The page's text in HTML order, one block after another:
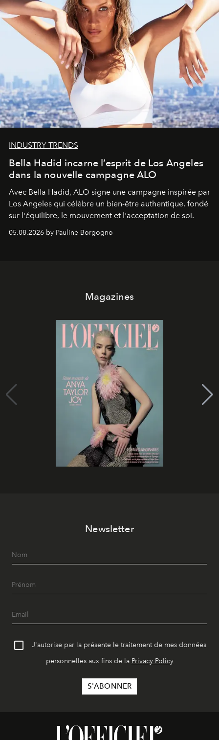
INDUSTRY TRENDS
Bella Hadid incarne l’esprit de Los Angeles
dans la nouvelle campagne ALO
Avec Bella Hadid, ALO signe une campagne inspirée par
Los Angeles qui célèbre un bien-être authentique, fondé
sur l'équilibre, le mouvement et l'acceptation de soi.
05.08.2026 by Pauline Borgogno
Magazines
Newsletter
J'autorise par la présente le traitement de mes données
personnelles aux fins de la Privacy Policy